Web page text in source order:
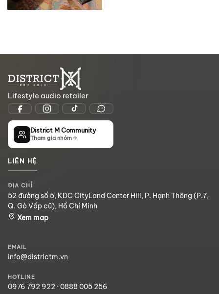
Lifestyle audio retailer
District M Community
Tham gia nhóm
LIÊN HỆ
ĐỊA CHỈ
52 đường số 5, KDC CityLand Center Hill, P. Hạnh Thông (P.7,
Q. Gò Vấp cũ), Hồ Chí Minh
Xem map
EMAIL
info@districtm.vn
HOTLINE
0976 792 922 · 0888 005 256